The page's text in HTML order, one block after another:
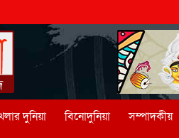
দুনিয়া বিনোদুনিয়া সম্পাদকীয়